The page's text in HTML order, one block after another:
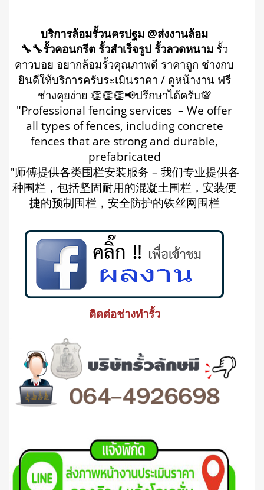
บริการล้อมรั้วนครปฐม @ส่งงานล้อม
🔧🔧รั้วคอนกรีต รั้วสำเร็จรูป รั้วลวดหนาม รั้ว
คาวบอย อยากล้อมรั้วคุณภาพดี ราคาถูก ช่างกบ
ยินดีให้บริการครับระเมินราคา / ดูหน้างาน ฟรี
ช่างคุยง่าย 👏👏👏📢ปรึกษาได้ครับ💯
"Professional fencing services – We offer
all types of fences, including concrete
fences that are strong and durable,
prefabricated
"师傅提供各类围栏安装服务 – 我们专业提供各
种围栏，包括坚固耐用的混凝土围栏，安装便
捷的预制围栏，安全防护的铁丝网围栏
ติดต่อช่างทำรั้ว